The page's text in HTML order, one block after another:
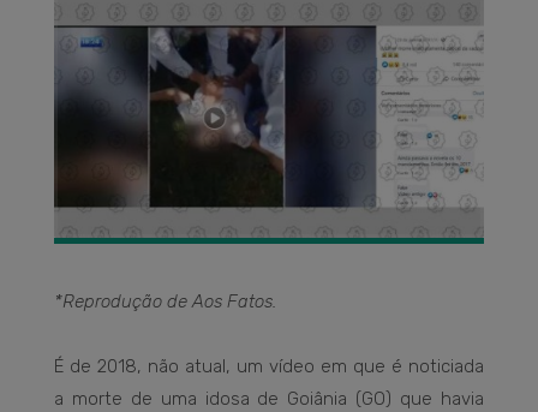
*Reprodução de Aos Fatos.
É de 2018, não atual, um vídeo em que é noticiada
a morte de uma idosa de Goiânia (GO) que havia